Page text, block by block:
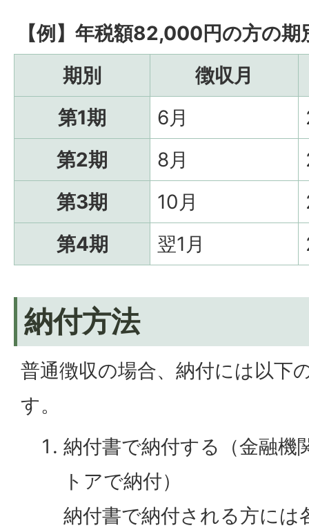
【例】年税額82,000円の方の期
期別
徴収月
第1期
6月
第2期
8月
第3期
10月
第4期
翌1月
納付方法
普通徴収の場合、納付には以下
す。
納付書で納付する（金融機
トアで納付）
納付書で納付される方には